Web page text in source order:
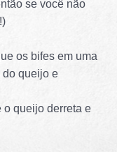
se você não
os bifes em uma
do queijo e
o queijo derreta e